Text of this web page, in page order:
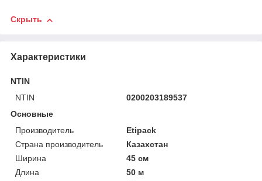
Скрыть
Характеристики
NTIN
NTIN
0200203189537
Основные
Производитель
Etipack
Страна производитель
Казахстан
Ширина
45 см
Длина
50 м